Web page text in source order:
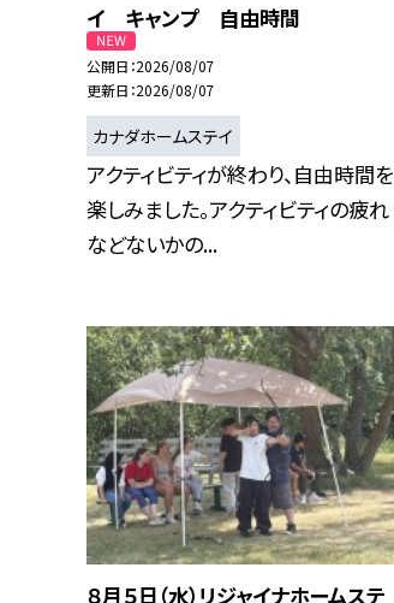
イ キャンプ 自由時間
公開日 2026/08/07
更新日 2026/08/07
カナダホームステイ
アクティビティが終わり、自由時間を
楽しみました。アクティビティの疲れ
などないかの...
８月５日（水）リジャイナホームステ